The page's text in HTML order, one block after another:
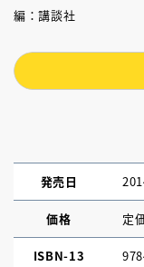
編：講談社
発売日
価格 定
ISBN-13